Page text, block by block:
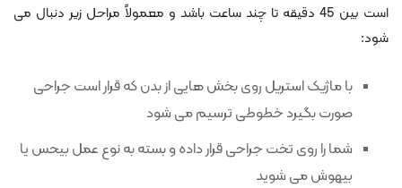
است بین 45 دقیقه تا چند ساعت باشد و معمولاً مراحل زیر دنبال می
شود:
با ماژیک استریل روی بخش هایی از بدن که قرار است جراحی
صورت بگیرد خطوطی ترسیم می شود
شما را روی تخت جراحی قرار داده و بسته به نوع عمل بیحس یا
بیهوش می شوید